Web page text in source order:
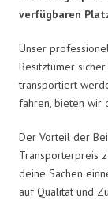
verfügbaren
Unser
Besitztümer
transportiert
fahren, bieten wir
Der Vorteil der
Transporterpreis
deine Sachen
auf Qualität und